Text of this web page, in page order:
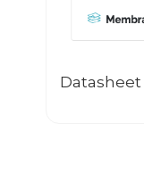
Datasheet